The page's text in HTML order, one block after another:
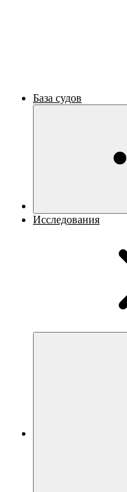
База судов
Исследования